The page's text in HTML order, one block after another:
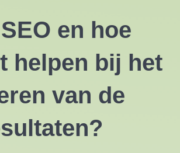
SEO en hoe
helpen bij het
van de